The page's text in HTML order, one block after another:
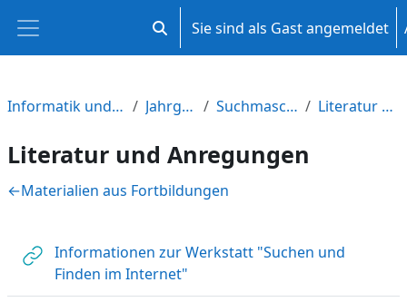
Website-ÜbersichtSucheingabe umschalten
Sie sind als Gast angemeldet
Informatik und Medienbildung M-V Jahrgangsstufe 8 Suchmaschinen verstehen Literatur und Anregungen
Literatur und Anregungen
Abschnittsübersicht
←Materialien aus Fortbildungen
Informationen zur Werkstatt "Suchen und
Finden im Internet"